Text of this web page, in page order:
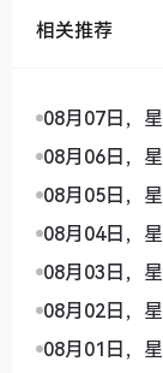
相关推荐
08月07日，
08月06日，
08月05日，
08月04日，
08月03日，
08月02日，
08月01日，